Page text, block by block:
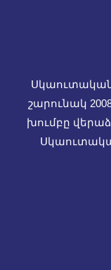
Սկաուտական
շարունակ
խումբը